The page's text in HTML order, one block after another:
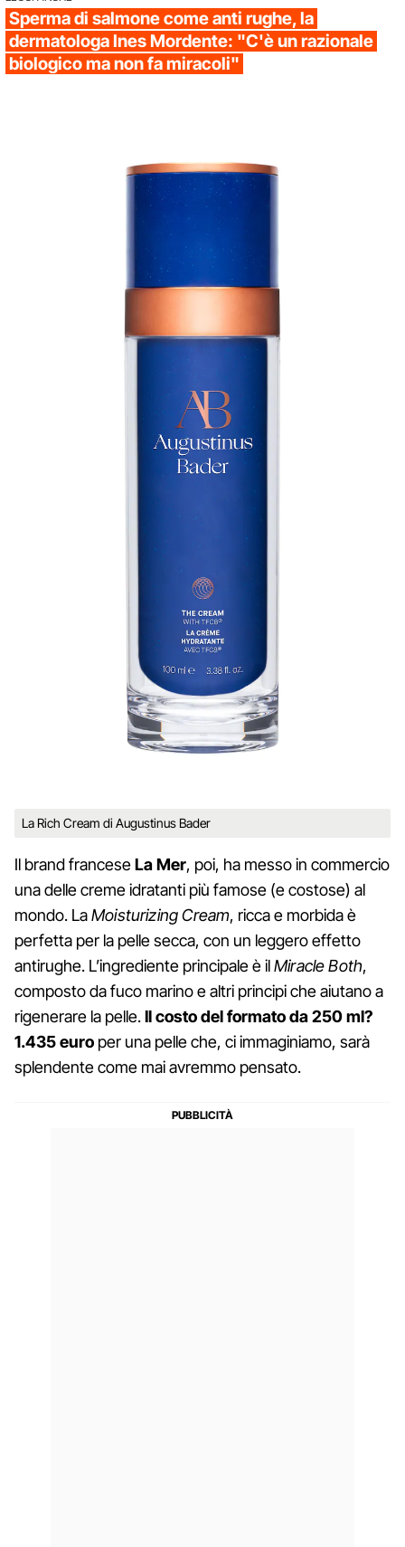
Sperma di salmone come anti rughe, la
dermatologa Ines Mordente: "C'è un razionale
biologico ma non fa miracoli"
La Rich Cream di Augustinus Bader
Il brand franceseLa Mer, poi, ha messo in commercio
una delle creme idratanti più famose (e costose) al
mondo. LaMoisturizing Cream, ricca e morbida è
perfetta per la pelle secca, con un leggero effetto
antirughe. L’ingrediente principale è ilMiracle Both,
composto da fuco marino e altri principi che aiutano a
rigenerare la pelle.Il costo del formato da 250 ml?
1.435 euro per una pelle che, ci immaginiamo, sarà
splendente come mai avremmo pensato.